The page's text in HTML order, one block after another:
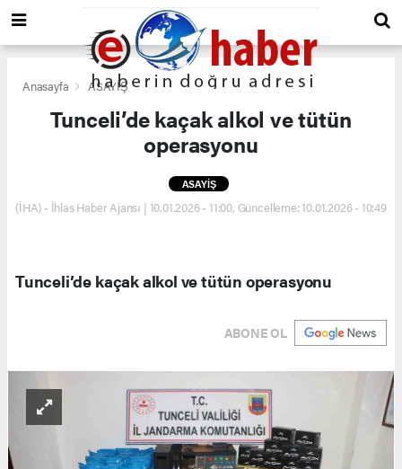
Anasayfa ASAYİŞ
Tunceli’de kaçak alkol ve tütün
operasyonu
ASAYİŞ
(İHA) - İhlas Haber Ajansı | 10.01.2026 - 11:00, Güncelleme: 10.01.2026 - 10:49
Tunceli’de kaçak alkol ve tütün operasyonu
ABONE OL